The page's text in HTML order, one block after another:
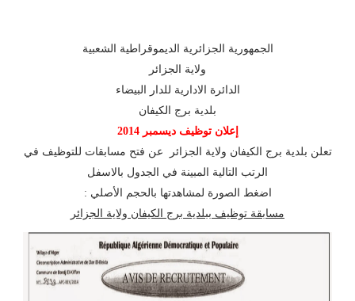
الجمهورية الجزائرية الديموقراطية الشعبية
ولاية الجزائر
الدائرة الادارية للدار البيضاء
بلدية برج الكيفان
إعلان توظيف ديسمبر 2014
تعلن بلدية برج الكيفان ولاية الجزائر عن فتح مسابقات للتوظيف في
الرتب التالية المبينة في الجدول بالاسفل
اضغط الصورة لمشاهدتها بالحجم الأصلي :
مسابقة توظيف ببلدية برج الكيفان ولاية الجزائر